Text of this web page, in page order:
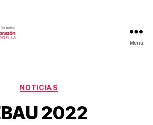
Menú
Categorías
NOTICIAS
2022